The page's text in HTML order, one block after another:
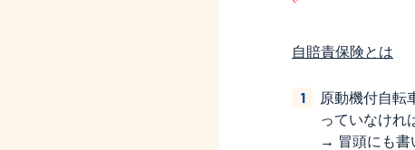
自賠責保険とは
原動機付自転
っていなけれ
→ 冒頭にも書